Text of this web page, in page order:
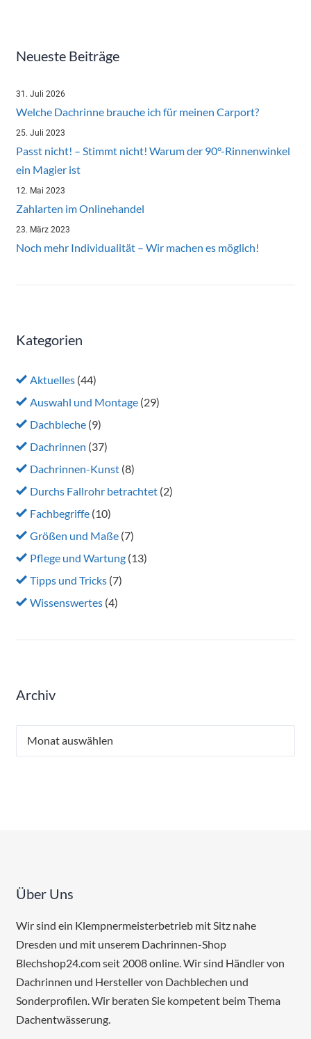
Neueste Beiträge
Welche Dachrinne brauche ich für meinen Carport?
31. Juli 2026
Passt nicht! – Stimmt nicht! Warum der 90°-Rinnenwinkel
ein Magier ist
25. Juli 2023
Zahlarten im Onlinehandel
12. Mai 2023
Noch mehr Individualität – Wir machen es möglich!
23. März 2023
Kategorien
Aktuelles (44)
Auswahl und Montage (29)
Dachbleche (9)
Dachrinnen (37)
Dachrinnen-Kunst (8)
Durchs Fallrohr betrachtet (2)
Fachbegriffe (10)
Größen und Maße (7)
Pflege und Wartung (13)
Tipps und Tricks (7)
Wissenswertes (4)
Archiv
Über Uns
Wir sind ein Klempnermeisterbetrieb mit Sitz nahe
Dresden und mit unserem Dachrinnen-Shop
Blechshop24.com seit 2008 online. Wir sind Händler von
Dachrinnen und Hersteller von Dachblechen und
Sonderprofilen. Wir beraten Sie kompetent beim Thema
Dachentwässerung.